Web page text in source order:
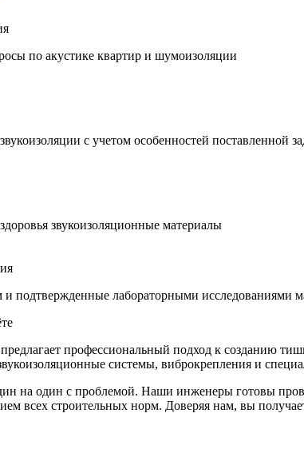
по акустике квартир и шумоизоляции
с учетом особенностей поставленной
звукоизоляционные материалы
подтвержденные лабораторными исследованиями
профессиональный подход к созданию
системы, виброкрепления и
на один с проблемой. Наши инженеры готовы
всех строительных норм. Доверяя нам, вы